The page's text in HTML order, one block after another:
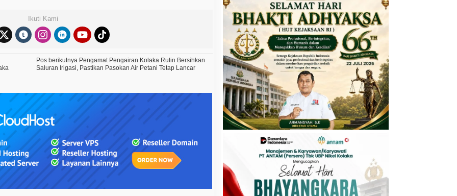
Ikuti Kami
Pos berikutnya Pengamat Pengairan Kolaka Rutin Bersihkan
Saluran Irigasi, Pastikan Pasokan Air Petani Tetap Lancar